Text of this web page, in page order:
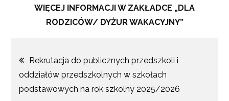
WIĘCEJ INFORMACJI W ZAKŁADCE „DLA
RODZICÓW/ DYŻUR WAKACYJNY”
Nawigacja
wpisu
Rekrutacja do publicznych przedszkoli i
oddziałów przedszkolnych w szkołach
podstawowych na rok szkolny 2025/2026